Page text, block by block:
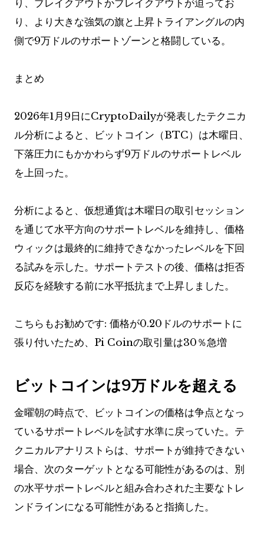
り、ブレイクアウトかブレイクアウトが迫ってお
り、より大きな強気の旗と上昇トライアングルの内
側で9万ドルのサポートゾーンと格闘している。
まとめ
2026年1月9日にCryptoDailyが発表したテクニカ
ル分析によると、ビットコイン（BTC）は木曜日、
下落圧力にもかかわらず9万ドルのサポートレベル
を上回った。
分析によると、仮想通貨は木曜日の取引セッション
を通じて水平方向のサポートレベルを維持し、価格
ウィックは最終的に維持できなかったレベルを下回
る試みを示した。サポートテストの後、価格は拒否
反応を経験する前に水平抵抗まで上昇しました。
こちらもお勧めです: 価格が0.20ドルのサポートに
張り付いたため、Pi Coinの取引量は30％急増
ビットコインは9万ドルを超える
金曜朝の時点で、ビットコインの価格は争点となっ
ているサポートレベルを試す水準に戻っていた。テ
クニカルアナリストらは、サポートが維持できない
場合、次のターゲットとなる可能性があるのは、別
の水平サポートレベルと組み合わされた主要なトレ
ンドラインになる可能性があると指摘した。